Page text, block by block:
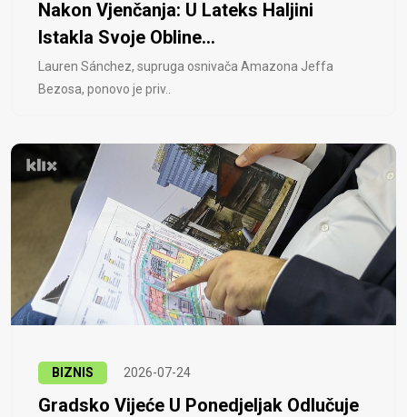
Nakon Vjenčanja: U Lateks Haljini
Istakla Svoje Obline...
Lauren Sánchez, supruga osnivača Amazona Jeffa
Bezosa, ponovo je priv..
BIZNIS 2026-07-24
Gradsko Vijeće U Ponedjeljak Odlučuje